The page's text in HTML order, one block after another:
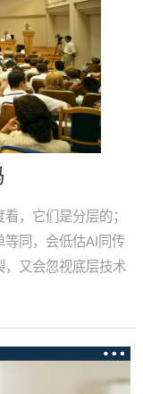
，它们是分层的；
等同，会低估AI同传
，又会忽视底层技术